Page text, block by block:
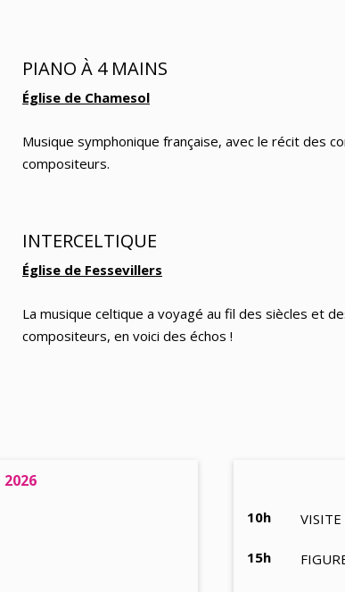
PIANO À 4 MAINS
Église de Chamesol
Musique symphonique française, avec le récit des
compositeurs.
INTERCELTIQUE
Église de Fessevillers
La musique celtique a voyagé au fil des siècles et
compositeurs, en voici des échos !
2026
10h
15h